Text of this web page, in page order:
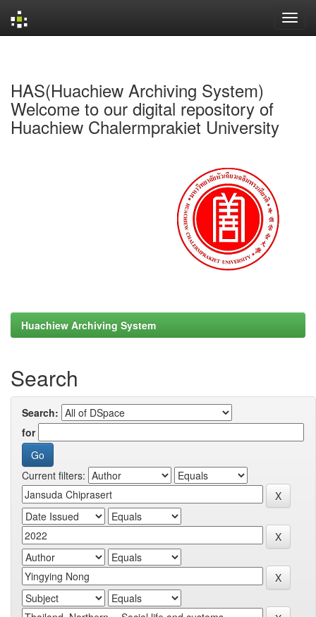
HAS(Huachiew Archiving System)
Welcome to our digital repository of
Huachiew Chalermprakiet University
Huachiew Archiving System
Search
Search:
for
Current filters: